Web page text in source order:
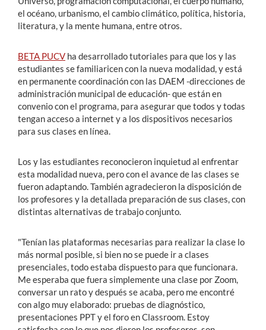
el océano, urbanismo, el cambio climático, política, historia,
literatura, y la mente humana, entre otros.
BETA PUCV ha desarrollado tutoriales para que los y las
estudiantes se familiaricen con la nueva modalidad, y está
en permanente coordinación con las DAEM -direcciones de
administración municipal de educación- que están en
convenio con el programa, para asegurar que todos y todas
tengan acceso a internet y a los dispositivos necesarios
para sus clases en línea.
Los y las estudiantes reconocieron inquietud al enfrentar
esta modalidad nueva, pero con el avance de las clases se
fueron adaptando. También agradecieron la disposición de
los profesores y la detallada preparación de sus clases, con
distintas alternativas de trabajo conjunto.
"Tenían las plataformas necesarias para realizar la clase lo
más normal posible, si bien no se puede ir a clases
presenciales, todo estaba dispuesto para que funcionara.
Me esperaba que fuera simplemente una clase por Zoom,
conversar un rato y después se acaba, pero me encontré
con algo muy elaborado: pruebas de diagnóstico,
presentaciones PPT y el foro en Classroom. Estoy